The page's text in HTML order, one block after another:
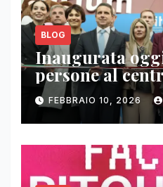
BLOG
Inaugurata
persone al
contenuti,
FEBBRAIO 10, 2026